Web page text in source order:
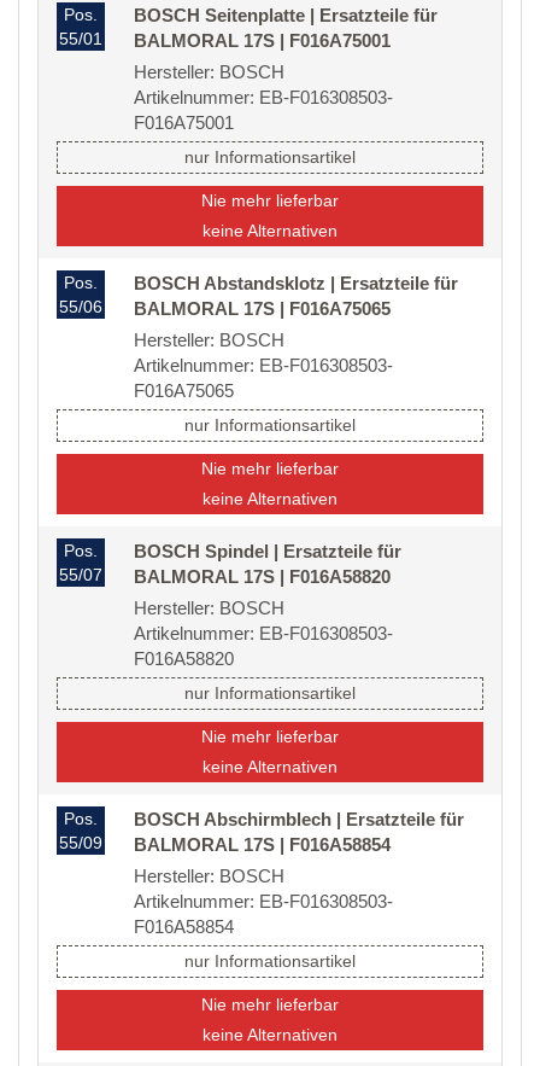
Pos.
55/01
BOSCH Seitenplatte | Ersatzteile für
BALMORAL 17S | F016A75001
Hersteller: BOSCH
Artikelnummer: EB-F016308503-
F016A75001
nur Informationsartikel
Nie mehr lieferbar
keine Alternativen
Pos.
55/06
BOSCH Abstandsklotz | Ersatzteile für
BALMORAL 17S | F016A75065
Hersteller: BOSCH
Artikelnummer: EB-F016308503-
F016A75065
nur Informationsartikel
Nie mehr lieferbar
keine Alternativen
Pos.
55/07
BOSCH Spindel | Ersatzteile für
BALMORAL 17S | F016A58820
Hersteller: BOSCH
Artikelnummer: EB-F016308503-
F016A58820
nur Informationsartikel
Nie mehr lieferbar
keine Alternativen
Pos.
55/09
BOSCH Abschirmblech | Ersatzteile für
BALMORAL 17S | F016A58854
Hersteller: BOSCH
Artikelnummer: EB-F016308503-
F016A58854
nur Informationsartikel
Nie mehr lieferbar
keine Alternativen